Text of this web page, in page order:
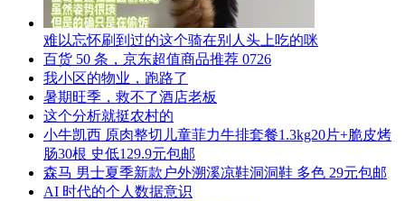
难以忘怀刷到过的这个骑在别人头上吃的咪
百货 50 条，京东超值商品推荐 0726
我小区的物业，跑路了
暑期旺季，救不了酒店老板
这个分析就挺农村的
小牛凯西 原肉整切儿童菲力牛排套餐1.3kg20片+脆皮烤
肠30根 史低129.9元包邮
森马 男士夏季新款户外溯溪凉鞋洞洞鞋 多色 29元包邮
AI 时代的个人数据意识